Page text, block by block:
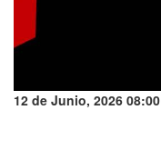
12 de Junio, 2026 08:00